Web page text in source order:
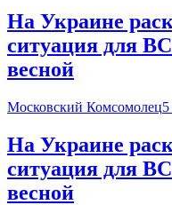
На Украине
ситуация для
весной
Московский Комсомолец
На Украине
ситуация для
весной